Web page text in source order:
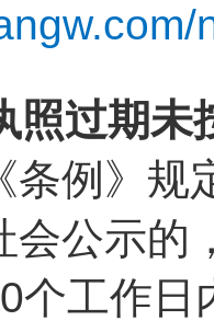
照过期
条例》规
会公示的
个工作